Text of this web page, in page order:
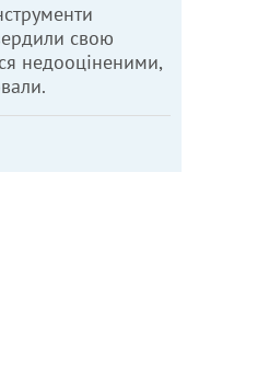
свою
недооціненими,